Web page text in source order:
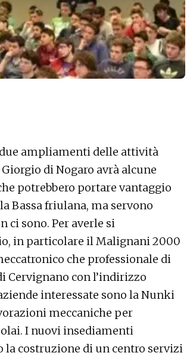
ampliamenti delle attività
di Nogaro avrà alcune
potrebbero portare vantaggio
Bassa friulana, ma servono
ci sono. Per averle si
in particolare il Malignani 2000
che professionale di
Cervignano con l’indirizzo
interessate sono la Nunki
meccaniche per
I nuovi insediamenti
costruzione di un centro servizi